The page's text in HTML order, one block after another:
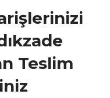
Teslim